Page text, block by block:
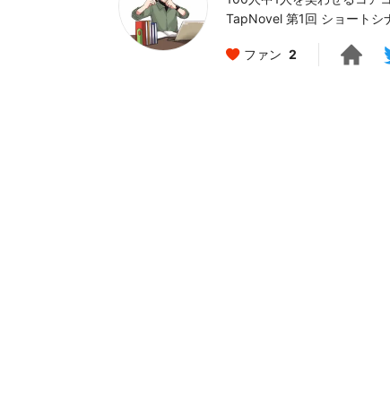
TapNovel 第1回 ショートシ
ファン 2